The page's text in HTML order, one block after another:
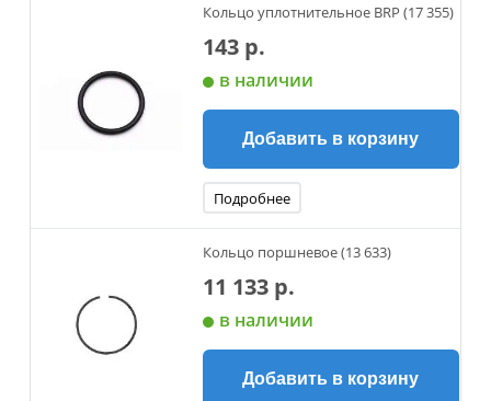
Кольцо уплотнительное BRP (17 355)
143 р.
в наличии
Добавить в корзину
Подробнее
Кольцо поршневое (13 633)
11 133 р.
в наличии
Добавить в корзину